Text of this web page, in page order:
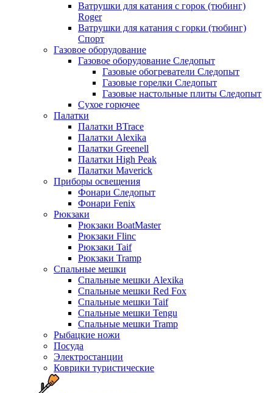
Ватрушки для катания с горок (тюбинг)
Roger
Ватрушки для катания с горки (тюбинг)
Спорт
Газовое оборудование
Газовое оборудование Следопыт
Газовые обогреватели Следопыт
Газовые горелки Следопыт
Газовые настольные плиты Следопыт
Сухое горючее
Палатки
Палатки BTrace
Палатки Alexika
Палатки Greenell
Палатки High Peak
Палатки Maverick
Приборы освещения
Фонари Следопыт
Фонари Fenix
Рюкзаки
Рюкзаки BoatMaster
Рюкзаки Flinc
Рюкзаки Taif
Рюкзаки Tramp
Спальные мешки
Спальные мешки Alexika
Спальные мешки Red Fox
Спальные мешки Taif
Спальные мешки Tengu
Спальные мешки Tramp
Рыбацкие ножи
Посуда
Электростанции
Коврики туристические